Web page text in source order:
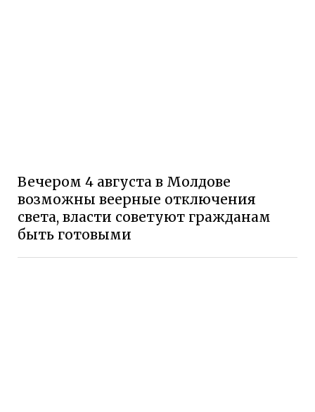
Вечером 4 августа в Молдове
возможны веерные отключения
света, власти советуют гражданам
быть готовыми